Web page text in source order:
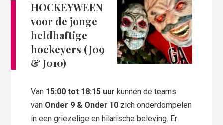
HOCKEYWEEN
voor de jonge
heldhaftige
hockeyers (J09
& J010)
Van 15:00 tot 18:15 uur kunnen de teams
van Onder 9 & Onder 10 zich onderdompelen
in een griezelige en hilarische beleving. Er